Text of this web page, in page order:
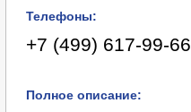
Телефоны:
+7 (499) 617-99-66
Полное описание: